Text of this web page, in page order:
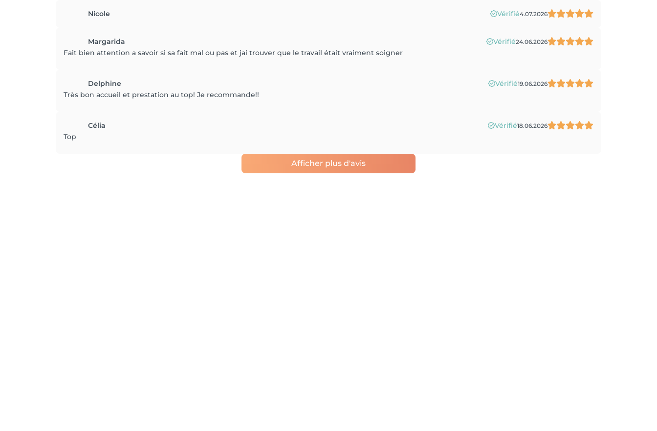
Nicole Vérifié4.07.2026
Margarida Vérifié24.06.2026
Fait bien attention a savoir si sa fait mal ou pas et jai trouver que le travail était vraiment soigner
Delphine Vérifié19.06.2026
Très bon accueil et prestation au top! Je recommande!!
Célia Vérifié18.06.2026
Top
Afficher plus d'avis